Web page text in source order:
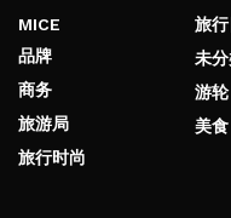
MICE
品牌
商务
旅游局
旅行时尚
旅
未
游轮
美食